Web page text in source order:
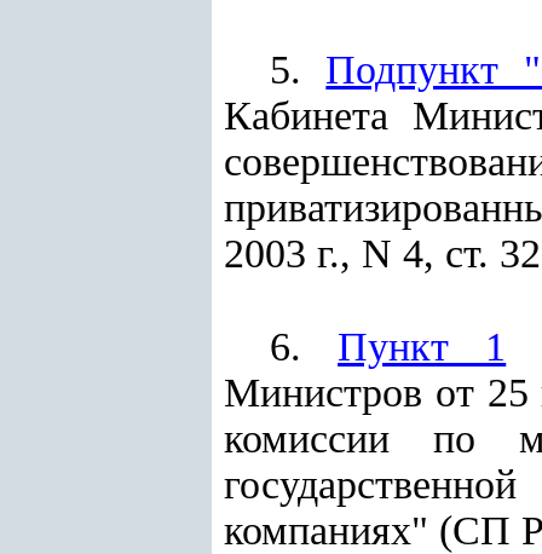
5. Подпункт
Кабинета
2003 г., N 4, ст.
6. Пункт 1
Министров от 25
комиссии по
компаниях" (СП